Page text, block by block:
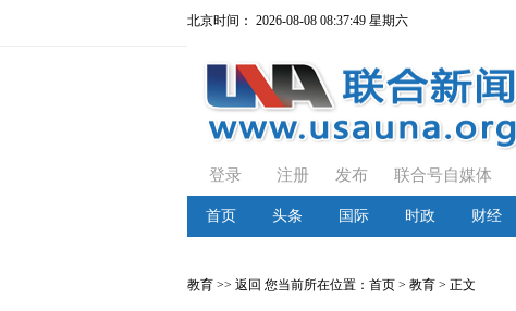
北京时间： 2026-08-08 08:37:49 星期六
登录 注册 发布 联合号自媒体
首页 头条 国际 时政 财经
教育 >> 返回 您当前所在位置： 首页 > 教育 > 正文